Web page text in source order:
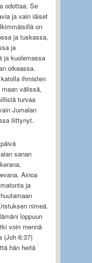
odottaa. Se
ja vain iäiset
on
ja tuskassa,
ja
ja kuolemassa
oikeassa.
ihmisten
välissä,
turvaa
Jumalan
liittynyt.
sanan
Ainoa
ja
nimeä.
loppuun
voin mennä
(Joh 6:37)
hän heitä